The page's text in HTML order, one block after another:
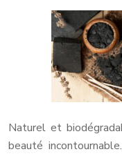
Naturel et
beauté